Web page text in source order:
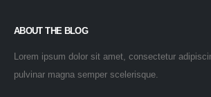
ABOUT THE BLOG
Lorem ipsum dolor sit amet, consectetur
pulvinar magna semper scelerisque.